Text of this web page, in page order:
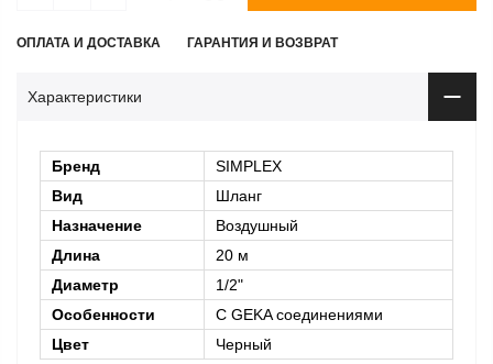
ОПЛАТА И ДОСТАВКА ГАРАНТИЯ И ВОЗВРАТ
Характеристики
Бренд
SIMPLEX
Вид
Шланг
Назначение
Воздушный
Длина
20 м
Диаметр
1/2"
Особенности
С GEKA соединениями
Цвет
Черный